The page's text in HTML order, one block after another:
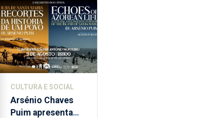
CULTURA E SOCIAL
Arsénio Chaves
Puim apresenta